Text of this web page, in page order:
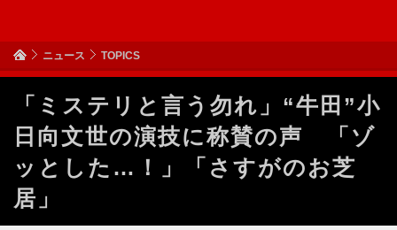
ニュース TOPICS
「ミステリと言う勿れ」“牛田”小
日向文世の演技に称賛の声 「ゾ
ッとした…！」「さすがのお芝
居」